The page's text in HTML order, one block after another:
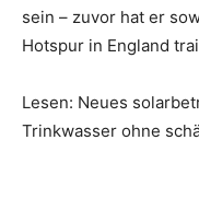
sein – zuvor hat er
Hotspur in England
Lesen: Neues
Trinkwasser ohne